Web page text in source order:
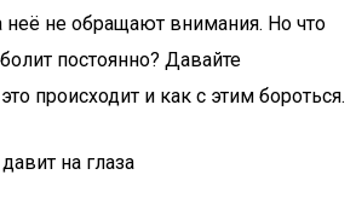
неё не обращают внимания. Но что
постоянно? Давайте
происходит и как с этим бороться.